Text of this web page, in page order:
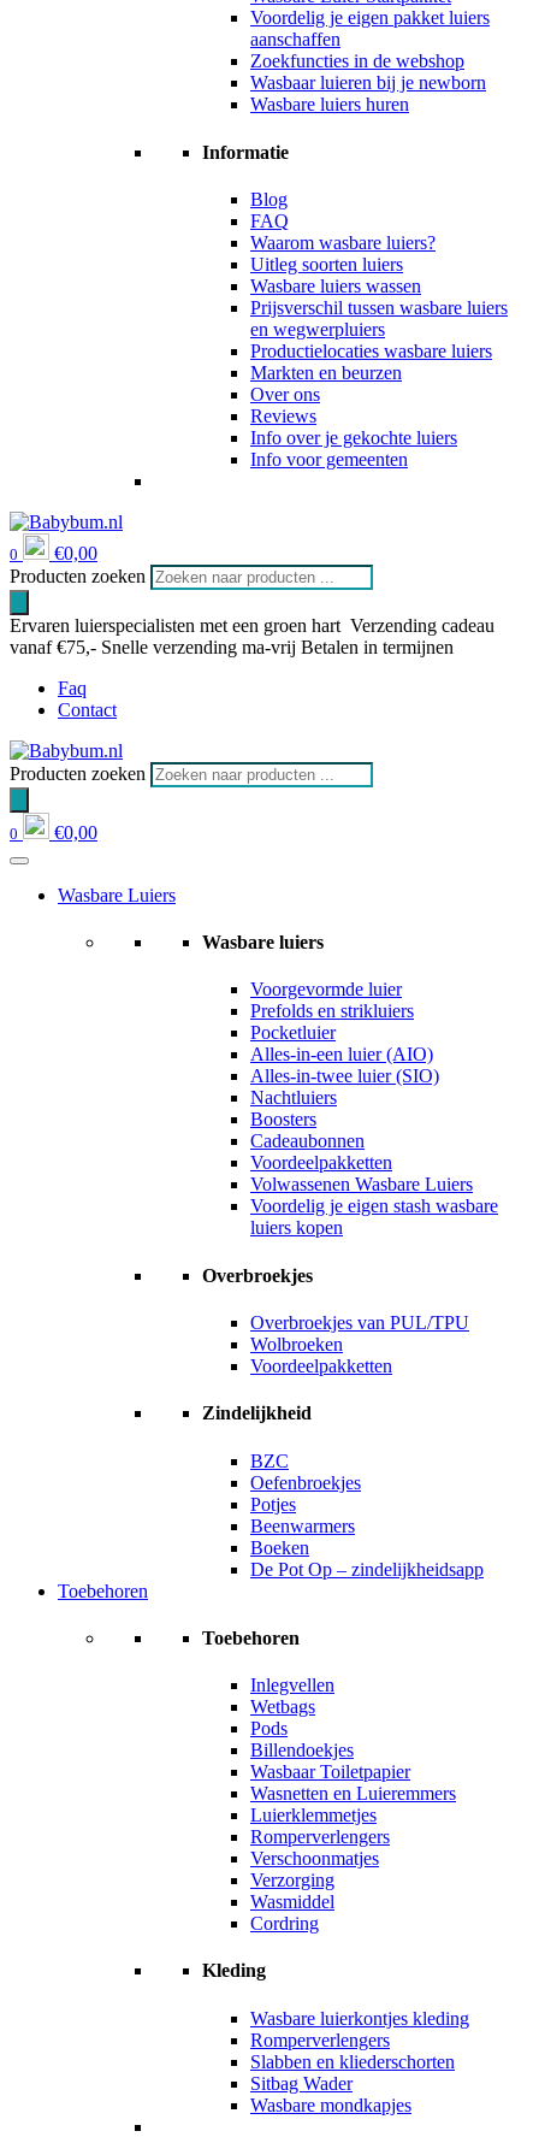
Voordelig je eigen pakket luiers
aanschaffen
Zoekfuncties in de webshop
Wasbaar luieren bij je newborn
Wasbare luiers huren
Informatie
Blog
FAQ
Waarom wasbare luiers?
Uitleg soorten luiers
Wasbare luiers wassen
Prijsverschil tussen wasbare luiers
en wegwerpluiers
Productielocaties wasbare luiers
Markten en beurzen
Over ons
Reviews
Info over je gekochte luiers
Info voor gemeenten
0 €0,00
Producten zoeken
Ervaren luierspecialisten met een groen hart Verzending cadeau
vanaf €75,- Snelle verzending ma-vrij Betalen in termijnen
Faq
Contact
Producten zoeken
0 €0,00
Wasbare Luiers
Wasbare luiers
Voorgevormde luier
Prefolds en strikluiers
Pocketluier
Alles-in-een luier (AIO)
Alles-in-twee luier (SIO)
Nachtluiers
Boosters
Cadeaubonnen
Voordeelpakketten
Volwassenen Wasbare Luiers
Voordelig je eigen stash wasbare
luiers kopen
Overbroekjes
Overbroekjes van PUL/TPU
Wolbroeken
Voordeelpakketten
Zindelijkheid
BZC
Oefenbroekjes
Potjes
Beenwarmers
Boeken
De Pot Op – zindelijkheidsapp
Toebehoren
Toebehoren
Inlegvellen
Wetbags
Pods
Billendoekjes
Wasbaar Toiletpapier
Wasnetten en Luieremmers
Luierklemmetjes
Romperverlengers
Verschoonmatjes
Verzorging
Wasmiddel
Cordring
Kleding
Wasbare luierkontjes kleding
Romperverlengers
Slabben en kliederschorten
Sitbag Wader
Wasbare mondkapjes